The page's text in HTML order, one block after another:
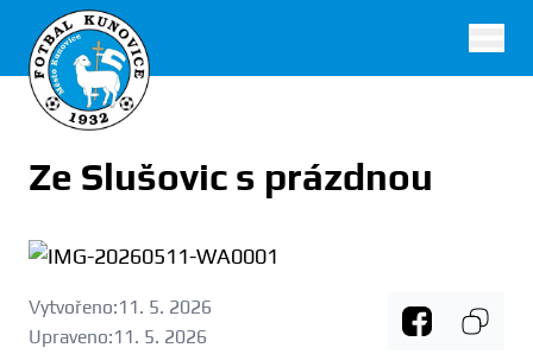
FK Kunovice
Ze Slušovic s prázdnou
Vytvořeno:11. 5. 2026
Upraveno:11. 5. 2026